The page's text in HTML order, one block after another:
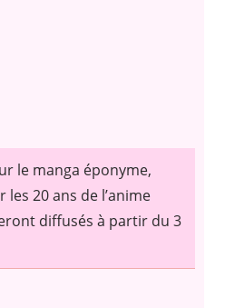
le manga éponyme,
20 ans de l’anime
diffusés à partir du 3